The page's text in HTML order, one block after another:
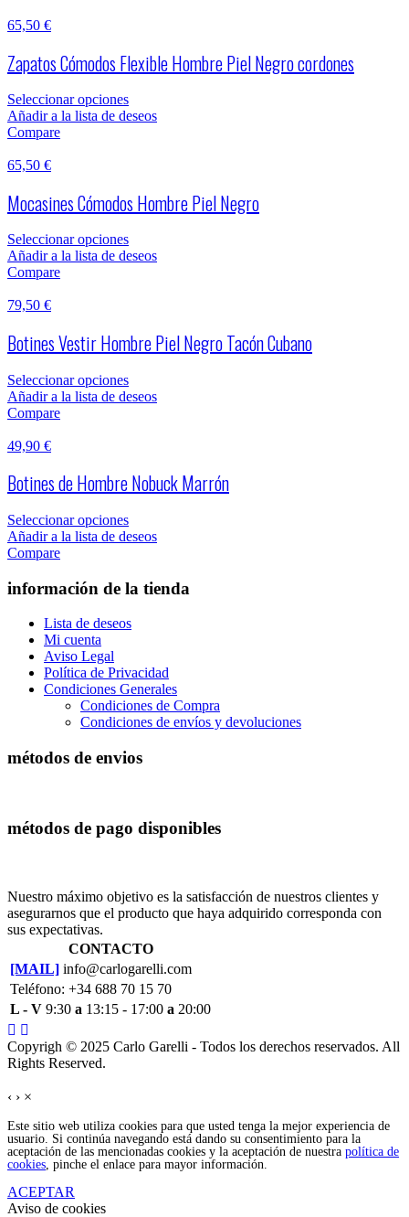
65,50 €
Zapatos Cómodos Flexible Hombre Piel Negro cordones
Seleccionar opciones
Añadir a la lista de deseos
Compare
65,50 €
Mocasines Cómodos Hombre Piel Negro
Seleccionar opciones
Añadir a la lista de deseos
Compare
79,50 €
Botines Vestir Hombre Piel Negro Tacón Cubano
Seleccionar opciones
Añadir a la lista de deseos
Compare
49,90 €
Botines de Hombre Nobuck Marrón
Seleccionar opciones
Añadir a la lista de deseos
Compare
información de la tienda
Lista de deseos
Mi cuenta
Aviso Legal
Política de Privacidad
Condiciones Generales
Condiciones de Compra
Condiciones de envíos y devoluciones
métodos de envios
métodos de pago disponibles
Nuestro máximo objetivo es la satisfacción de nuestros clientes y
asegurarnos que el producto que haya adquirido corresponda con
sus expectativas.
CONTACTO
[MAIL] info@carlogarelli.com
Teléfono: +34 688 70 15 70
L - V 9:30 a 13:15 - 17:00 a 20:00
Copyrigh © 2025 Carlo Garelli - Todos los derechos reservados. All
Rights Reserved.
‹ › ×
Este sitio web utiliza cookies para que usted tenga la mejor experiencia de
usuario. Si continúa navegando está dando su consentimiento para la
aceptación de las mencionadas cookies y la aceptación de nuestra política de
cookies , pinche el enlace para mayor información.
ACEPTAR
Aviso de cookies